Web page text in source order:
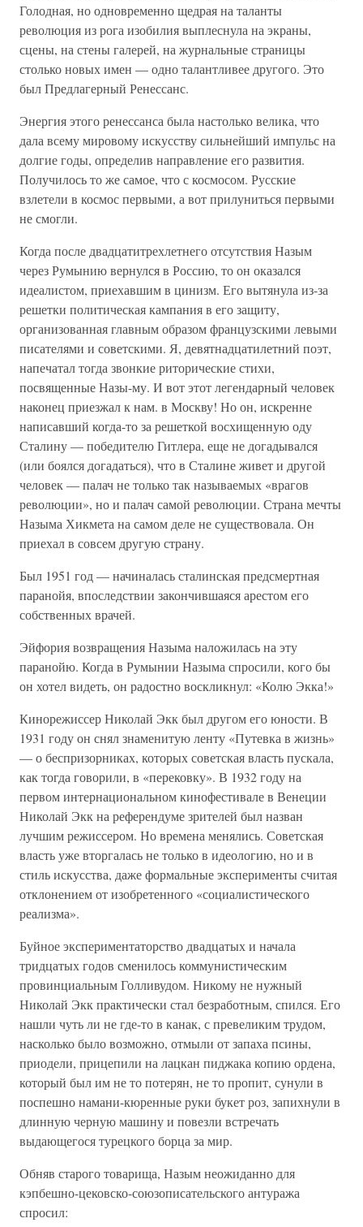
Голодная, но одновременно щедрая на таланты
революция из рога изобилия выплеснула на экраны,
сцены, на стены галерей, на журнальные страницы
столько новых имен — одно талантливее другого. Это
был Предлагерный Ренессанс.
Энергия этого ренессанса была настолько велика, что
дала всему мировому искусству сильнейший импульс на
долгие годы, определив направление его развития.
Получилось то же самое, что с космосом. Русские
взлетели в космос первыми, а вот прилуниться первыми
не смогли.
Когда после двадцатитрехлетнего отсутствия Назым
через Румынию вернулся в Россию, то он оказался
идеалистом, приехавшим в цинизм. Его вытянула из-за
решетки политическая кампания в его защиту,
организованная главным образом французскими левыми
писателями и советскими. Я, девятнадцатилетний поэт,
напечатал тогда звонкие риторические стихи,
посвященные Назы-му. И вот этот легендарный человек
наконец приезжал к нам. в Москву! Но он, искренне
написавший когда-то за решеткой восхищенную оду
Сталину — победителю Гитлера, еще не догадывался
(или боялся догадаться), что в Сталине живет и другой
человек — палач не только так называемых «врагов
революции», но и палач самой революции. Страна мечты
Назыма Хикмета на самом деле не существовала. Он
приехал в совсем другую страну.
Был 1951 год — начиналась сталинская предсмертная
паранойя, впоследствии закончившаяся арестом его
собственных врачей.
Эйфория возвращения Назыма наложилась на эту
паранойю. Когда в Румынии Назыма спросили, кого бы
он хотел видеть, он радостно воскликнул: «Колю Экка!»
Кинорежиссер Николай Экк был другом его юности. В
1931 году он снял знаменитую ленту «Путевка в жизнь»
— о беспризорниках, которых советская власть пускала,
как тогда говорили, в «перековку». В 1932 году на
первом интернациональном кинофестивале в Венеции
Николай Экк на референдуме зрителей был назван
лучшим режиссером. Но времена менялись. Советская
власть уже вторгалась не только в идеологию, но и в
стиль искусства, даже формальные эксперименты считая
отклонением от изобретенного «социалистического
реализма».
Буйное экспериментаторство двадцатых и начала
тридцатых годов сменилось коммунистическим
провинциальным Голливудом. Никому не нужный
Николай Экк практически стал безработным, спился. Его
нашли чуть ли не где-то в канак, с превеликим трудом,
насколько было возможно, отмыли от запаха псины,
приодели, прицепили на лацкан пиджака копию ордена,
который был им не то потерян, не то пропит, сунули в
поспешно намани-кюренные руки букет роз, запихнули в
длинную черную машину и повезли встречать
выдающегося турецкого борца за мир.
Обняв старого товарища, Назым неожиданно для
кэпбешно-цековско-союзописательского антуража
спросил: